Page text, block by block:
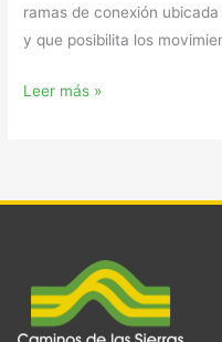
ramas de conexión
y que posibilita los
Leer más »